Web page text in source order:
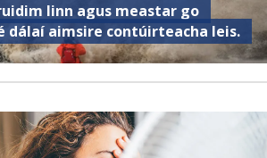
linn agus meastar go
dálaí aimsire contúirteacha leis.